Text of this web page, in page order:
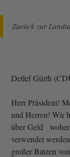
Zurück zur
Detlef Gürth
Herr Präsident!
und Herren! Wir
über Geld woher
verwendet
großer Batzen